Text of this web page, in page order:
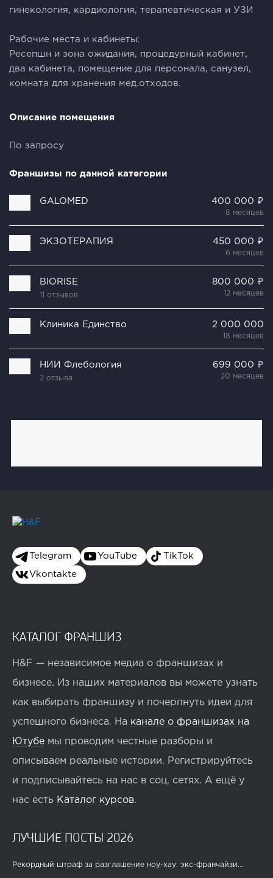
гинекология, кардиология, терапевтическая и УЗИ
Рабочие места и кабинеты:
Ресепшн и зона ожидания, процедурный кабинет,
два кабинета, помещение для персонала, санузел,
комната для хранения мед.отходов.
Описание помещения
По запросу
Франшизы по данной категории
GALOMED 400 000 ₽
8 месяцев
ЭКЗОТЕРАПИЯ 450 000 ₽
6 месяцев
BIORISE
11 отзывов
800 000 ₽
12 месяцев
Клиника Единство 2 000 000
18 месяцев
НИИ Флебология
2 отзыва
699 000 ₽
20 месяцев
Telegram YouTube TikTok
Vkontakte
КАТАЛОГ ФРАНШИЗ
H&F — независимое медиа о франшизах и
бизнесе. Из наших материалов вы можете узнать
как выбирать франшизу и почерпнуть идеи для
успешного бизнеса. На канале о франшизах на
Ютубе мы проводим честные разборы и
описываем реальные истории. Регистрируйтесь
и подписывайтесь на нас в соц. сетях. А ещё у
нас есть Каталог курсов.
ЛУЧШИЕ ПОСТЫ 2026
Рекордный штраф за разглашение ноу-хау: экс-франчайзи...